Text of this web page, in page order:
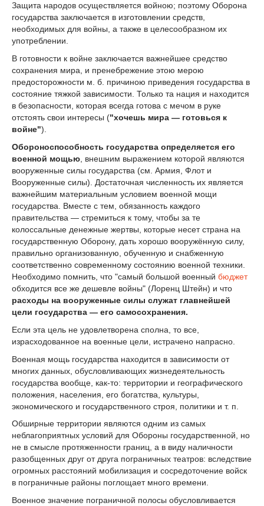
Защита народов осуществляется войною; поэтому Оборона
государства заключается в изготовлении средств,
необходимых для войны, а также в целесообразном их
употреблении.
В готовности к войне заключается важнейшее средство
сохранения мира, и пренебрежение этою мерою
предосторожности м. б. причиною приведения государства в
состояние тяжкой зависимости. Только та нация и находится
в безопасности, которая всегда готова с мечом в руке
отстоять свои интересы ("хочешь мира — готовься к
войне").
Обороноспособность государства определяется его
военной мощью , внешним выражением которой являются
вооруженные силы государства (см. Армия, Флот и
Вооруженные силы). Достаточная численность их является
важнейшим материальным условием военной мощи
государства. Вместе с тем, обязанность каждого
правительства — стремиться к тому, чтобы за те
колоссальные денежные жертвы, которые несет страна на
государственную Оборону, дать хорошо вооружённую силу,
правильно организованную, обученную и снабженную
соответственно современному состоянию военной техники.
Необходимо помнить, что "самый большой военный бюджет
обходится все же дешевле войны" (Лоренц Штейн) и что
расходы на вооруженные силы служат главнейшей
цели государства — его самосохранения.
Если эта цель не удовлетворена сполна, то все,
израсходованное на военные цели, истрачено напрасно.
Военная мощь государства находится в зависимости от
многих данных, обусловливающих жизнедеятельность
государства вообще, как-то: территории и географического
положения, населения, его богатства, культуры,
экономического и государственного строя, политики и т. п.
Обширные территории являются одним из самых
неблагоприятных условий для Обороны государственной, но
не в смысле протяженности границ, а в виду наличности
разобщенных друг от друга пограничных театров: вследствие
огромных расстояний мобилизация и сосредоточение войск
в пограничные районы поглощает много времени.
Военное значение пограничной полосы обусловливается